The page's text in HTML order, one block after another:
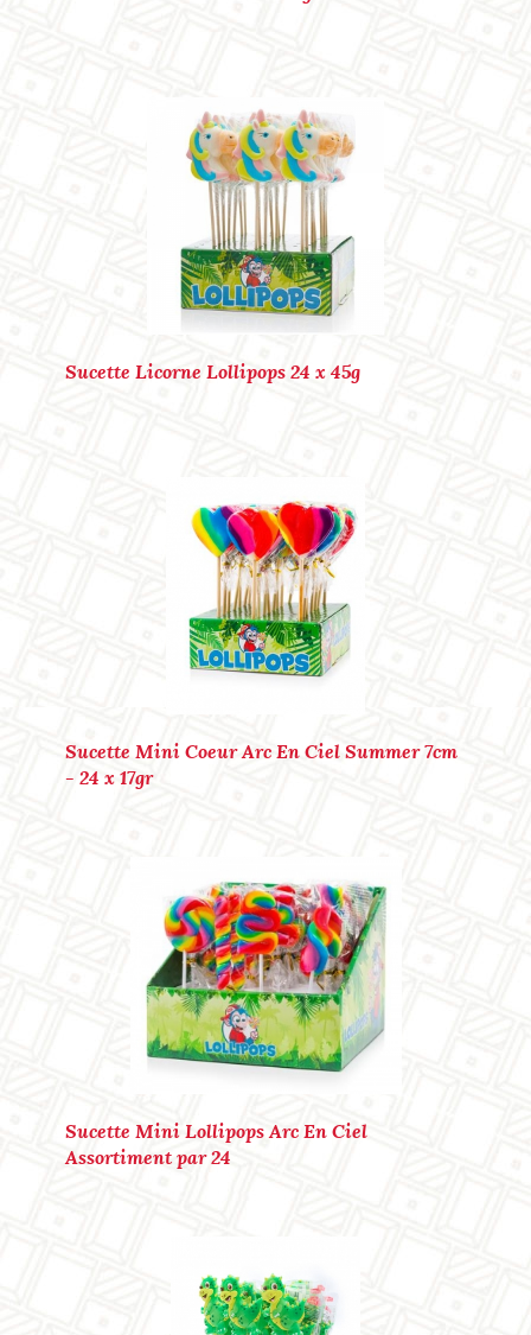
Sucette Licorne Lollipops 24 x 45g
Sucette Mini Coeur Arc En Ciel Summer 7cm
- 24 x 17gr
Marque : LOLLIPOPS
Sucette Mini Lollipops Arc En Ciel
Assortiment par 24
Marque : LOLLIPOPS
Marque : LOLLIPOPS
Ref. : P40139